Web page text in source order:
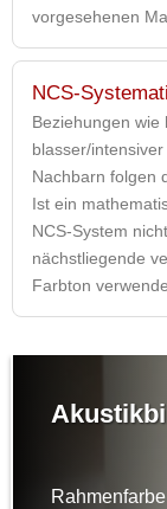
vorgesehenen
NCS-
Beziehungen wie
blasser/
Nachbarn folgen
Ist ein
NCS-System
nächstliegende
Farbton